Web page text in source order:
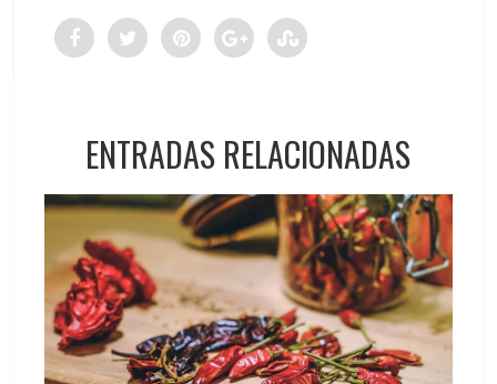
ENTRADAS RELACIONADAS